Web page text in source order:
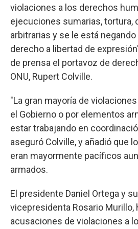
violaciones a los derechos
ejecuciones sumarias, tortura,
arbitrarias y se le está negando
derecho a libertad de
de prensa el portavoz de
ONU, Rupert Colville.
"La gran mayoría de
el Gobierno o por elementos
estar trabajando en
aseguró Colville, y añadió que
eran mayormente pacíficos
armados.
El presidente Daniel Ortega y
vicepresidenta Rosario Murillo,
acusaciones de violaciones a